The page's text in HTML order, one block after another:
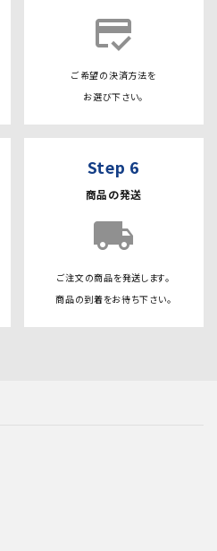
credit_score
ご希望の決済方法を
お選び下さい。
Step 6
商品の発送
local_shipping
ご注文の商品を発送します。
商品の到着をお待ち下さい。